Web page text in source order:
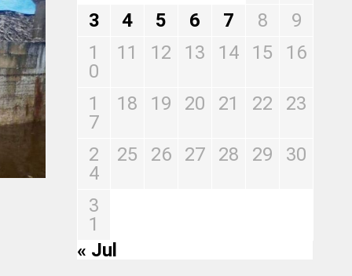
3
4 5 6 7 8
9
1
0
11 12 13 14 15 16
1
7
18 19 20 21 22 23
2
4
25 26 27 28 29 30
3
1
« Jul